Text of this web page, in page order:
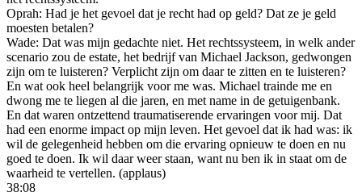
Oprah: Had je het gevoel dat je recht had op geld? Dat ze je geld
moesten betalen?
Wade: Dat was mijn gedachte niet. Het rechtssysteem, in welk ander
scenario zou de estate, het bedrijf van Michael Jackson, gedwongen
zijn om te luisteren? Verplicht zijn om daar te zitten en te luisteren?
En wat ook heel belangrijk voor me was. Michael trainde me en
dwong me te liegen al die jaren, en met name in de getuigenbank.
En dat waren ontzettend traumatiserende ervaringen voor mij. Dat
had een enorme impact op mijn leven. Het gevoel dat ik had was: ik
wil de gelegenheid hebben om die ervaring opnieuw te doen en nu
goed te doen. Ik wil daar weer staan, want nu ben ik in staat om de
waarheid te vertellen. (applaus)
38:08